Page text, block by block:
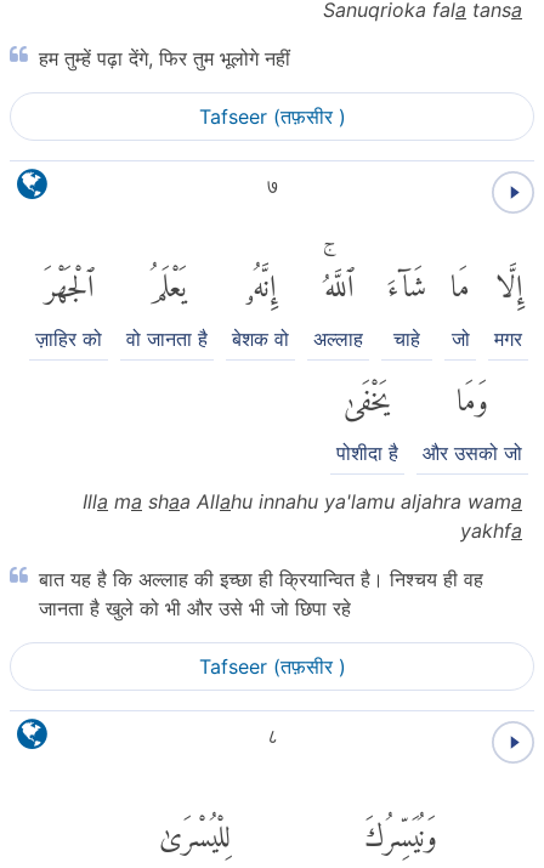
Sanuqrioka fala tansa
हम तुम्हें पढ़ा देंगे, फिर तुम भूलोगे नहीं
Tafseer (तफ़सीर )
७
إِلَّا
मगर
مَا
जो
شَآءَ
चाहे
ٱللَّهُۚ
अल्लाह
إِنَّهُۥ
बेशक वो
يَعْلَمُ
वो जानता है
ٱلْجَهْرَ
ज़ाहिर को
وَمَا
और उसको जो
يَخْفَىٰ
पोशीदा है
Illa ma shaa Allahu innahu ya'lamu aljahra wama
yakhfa
बात यह है कि अल्लाह की इच्छा ही क्रियान्वित है। निश्चय ही वह
जानता है खुले को भी और उसे भी जो छिपा रहे
Tafseer (तफ़सीर )
८
وَنُيَسِّرُكَ لِلْيُسْرَىٰ